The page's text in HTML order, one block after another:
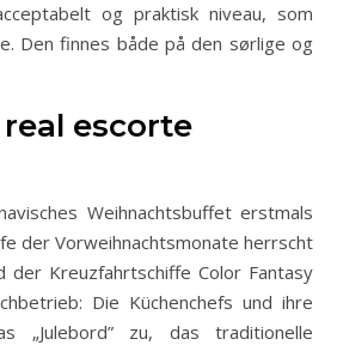
og praktisk niveau, som
Den finnes både på den sørlige og
escorte
Weihnachtsbuffet erstmals
der Vorweihnachtsmonate herrscht
der Kreuzfahrtschiffe Color Fantasy
Die Küchenchefs und ihre
„Julebord” zu, das traditionelle